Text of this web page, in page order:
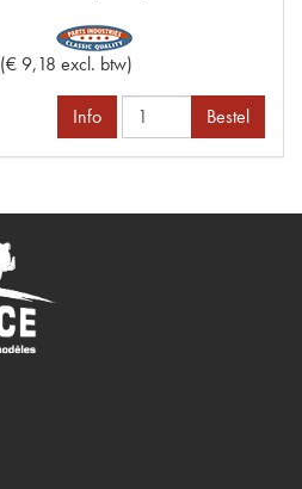
(€ 9,18 excl. btw)
Info Bestel